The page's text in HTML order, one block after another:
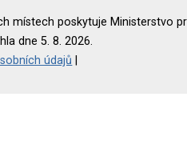
místech poskytuje Ministerstvo
dne 5. 8. 2026.
údajů